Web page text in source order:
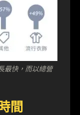
最快，而以總營
間